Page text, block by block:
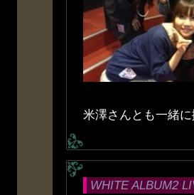
米澤さんとも一緒
WHITE ALBUM2